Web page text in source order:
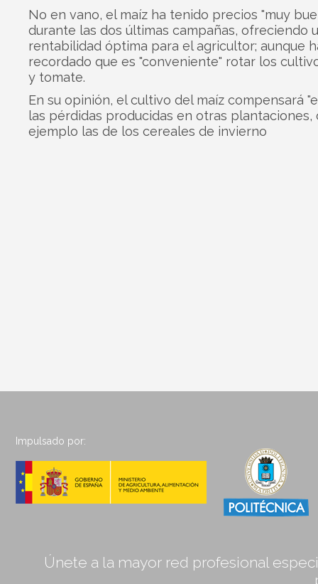
No en vano, el maíz ha tenido precios "muy
durante las dos últimas campañas, ofreciendo
rentabilidad óptima para el agricultor; aunque
recordado que es "conveniente" rotar los
y tomate.
En su opinión, el cultivo del maíz compensará
las pérdidas producidas en otras plantaciones,
ejemplo las de los cereales de invierno
Impulsado por:
Únete a la mayor red profesional